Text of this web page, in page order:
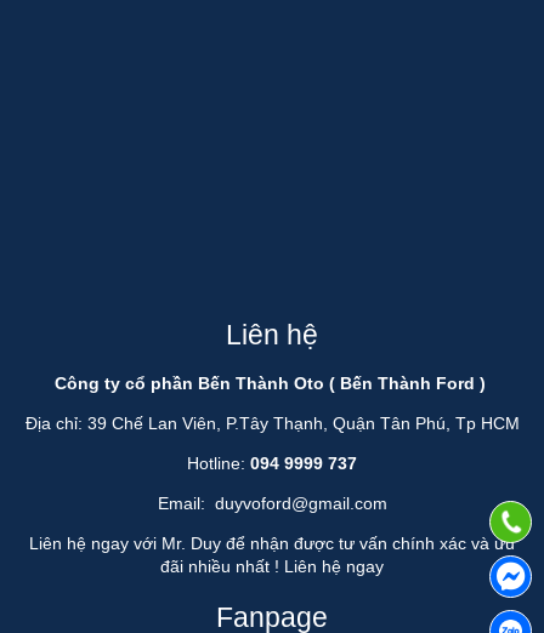
Liên hệ
Công ty cổ phần Bến Thành Oto ( Bến Thành Ford )
Địa chỉ: 39 Chế Lan Viên, P.Tây Thạnh, Quận Tân Phú, Tp HCM
Hotline: 094 9999 737
Email: duyvoford@gmail.com
Liên hệ ngay với Mr. Duy để nhận được tư vấn chính xác và ưu
đãi nhiều nhất ! Liên hệ ngay
Fanpage